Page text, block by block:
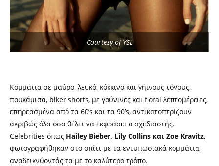
Courtesy of YSL
Κομμάτια σε μαύρο, λευκό, κόκκινο και γήινους τόνους,
πουκάμισα, biker shorts, με γούνινες και floral λεπτομέρειες,
επηρεασμένα από τα 60’s και τα 90’s, αντικατοπτρίζουν
ακριβώς όλα όσα θέλει να εκφράσει ο σχεδιαστής.
Celebrities όπως Hailey Bieber, Lily Collins και Zoe Kravitz,
φωτογραφήθηκαν στο σπίτι με τα εντυπωσιακά κομμάτια,
αναδεικνύοντάς τα με το καλύτερο τρόπο.